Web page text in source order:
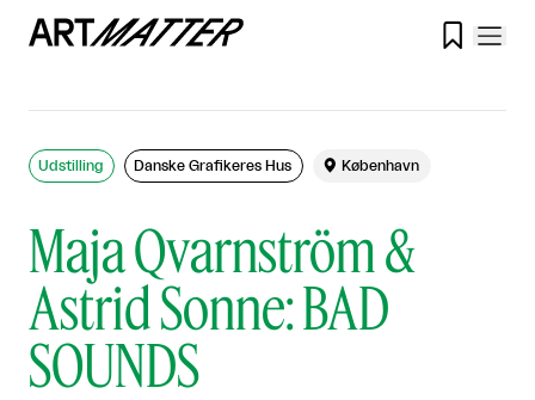

Maja Qvarnström &
Astrid Sonne: BAD
SOUNDS
Udstilling Danske Grafikeres Hus  København